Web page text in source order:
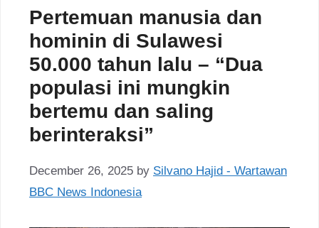
Pertemuan manusia dan
hominin di Sulawesi
50.000 tahun lalu – “Dua
populasi ini mungkin
bertemu dan saling
berinteraksi”
December 26, 2025 by Silvano Hajid - Wartawan
BBC News Indonesia